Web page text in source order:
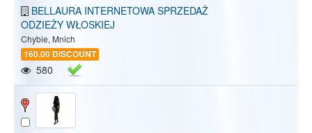
BELLAURA INTERNETOWA SPRZEDAŻ
ODZIEŻY WŁOSKIEJ
Chybie, Mnich
160.00 DISCOUNT
580